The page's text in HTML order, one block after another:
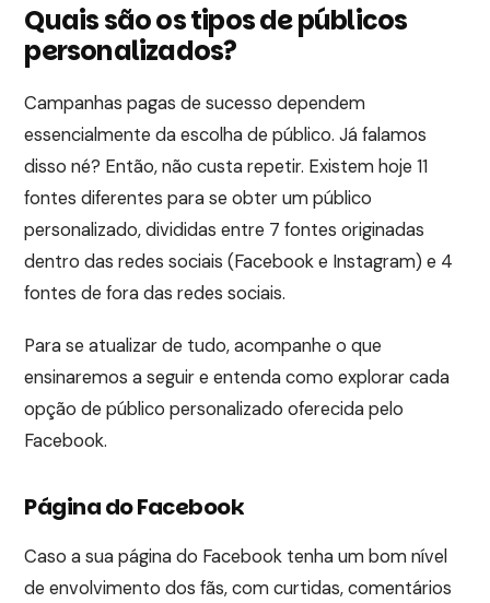
Quais são os tipos de públicos
personalizados?
Campanhas pagas de sucesso dependem
essencialmente da escolha de público. Já falamos
disso né? Então, não custa repetir. Existem hoje 11
fontes diferentes para se obter um público
personalizado, divididas entre 7 fontes originadas
dentro das redes sociais (Facebook e Instagram) e 4
fontes de fora das redes sociais.
Para se atualizar de tudo, acompanhe o que
ensinaremos a seguir e entenda como explorar cada
opção de público personalizado oferecida pelo
Facebook.
Página do Facebook
Caso a sua página do Facebook tenha um bom nível
de envolvimento dos fãs, com curtidas, comentários